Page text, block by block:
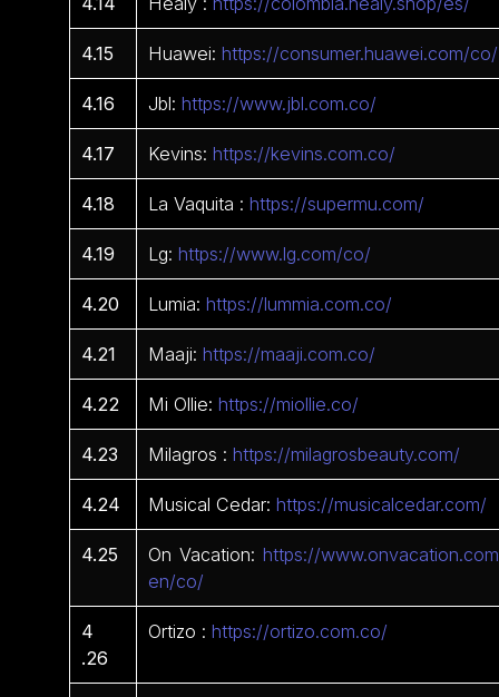
4.15 Huawei:https://consumer.huawei.com/co/
4.16 Jbl:https://www.jbl.com.co/
4.17 Kevins:https://kevins.com.co/
4.18 La Vaquita :https://supermu.com/
4.19 Lg:https://www.lg.com/co/
4.20 Lumia:https://lummia.com.co/
4.21 Maaji:https://maaji.com.co/
4.22 Mi Ollie:https://miollie.co/
4.23 Milagros :https://milagrosbeauty.com/
4.24 Musical Cedar:https://musicalcedar.com/
4.25 On Vacation:https://
en/co/
4
.26
Ortizo :https://ortizo.com.co/